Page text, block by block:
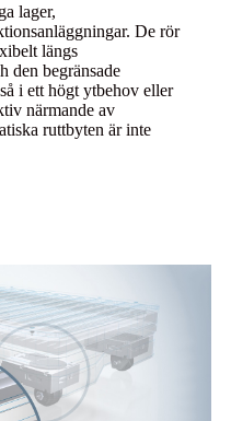
lager,
De rör
längs
den begränsade
i ett högt ytbehov eller
närmande av
ruttbyten är inte